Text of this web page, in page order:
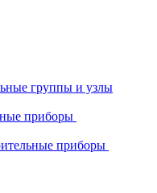
группы и узлы
приборы
приборы